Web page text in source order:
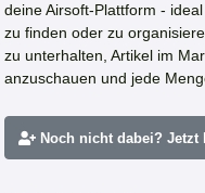
deine Airsoft-Plattform -
zu finden oder zu
zu unterhalten, Artikel im
anzuschauen und jede
Noch nicht dabei? Jetzt